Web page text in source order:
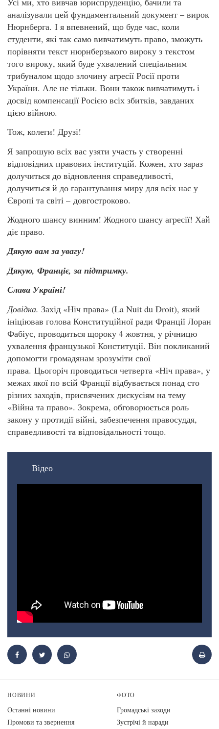
аналізували цей фундаментальний документ – вирок
Нюрнберга. І я впевнений, що буде час, коли
студенти, які так само вивчатимуть право, зможуть
порівняти текст нюрнберзького вироку з текстом
того вироку, який буде ухвалений спеціальним
трибуналом щодо злочину агресії Росії проти
України. Але не тільки. Вони також вивчатимуть і
досвід компенсації Росією всіх збитків, завданих
цією війною.
Тож, колеги! Друзі!
Я запрошую всіх вас узяти участь у створенні
відповідних правових інституцій. Кожен, хто зараз
долучиться до відновлення справедливості,
долучиться й до гарантування миру для всіх нас у
Європі та світі – довгостроково.
Жодного шансу винним! Жодного шансу агресії! Хай
діє право.
Дякую вам за увагу!
Дякую, Франціє, за підтримку.
Слава Україні!
Довідка. Захід «Ніч права» (La Nuit du Droit), який
ініціював голова Конституційної ради Франції Лоран
Фабіус, проводиться щороку 4 жовтня, у річницю
ухвалення французької Конституції. Він покликаний
допомогти громадянам зрозуміти свої
права. Цьогоріч проводиться четверта «Ніч права», у
межах якої по всій Франції відбувається понад сто
різних заходів, присвячених дискусіям на тему
«Війна та право». Зокрема, обговорюється роль
закону у протидії війні, забезпечення правосуддя,
справедливості та відповідальності тощо.
Відео
НОВИНИ
Останні новини
Промови та звернення
ФОТО
Громадські заходи
Зустрічі й наради